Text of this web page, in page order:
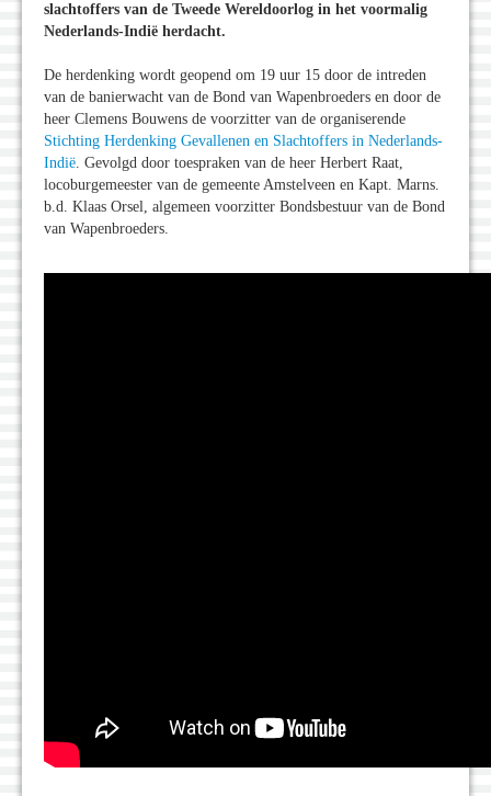
slachtoffers van de Tweede Wereldoorlog in het voormalig
Nederlands-Indië herdacht.
De herdenking wordt geopend om 19 uur 15 door de intreden
van de banierwacht van de Bond van Wapenbroeders en door de
heer Clemens Bouwens de voorzitter van de organiserende
Stichting Herdenking Gevallenen en Slachtoffers in Nederlands-
Indië. Gevolgd door toespraken van de heer Herbert Raat,
locoburgemeester van de gemeente Amstelveen en Kapt. Marns.
b.d. Klaas Orsel, algemeen voorzitter Bondsbestuur van de Bond
van Wapenbroeders.